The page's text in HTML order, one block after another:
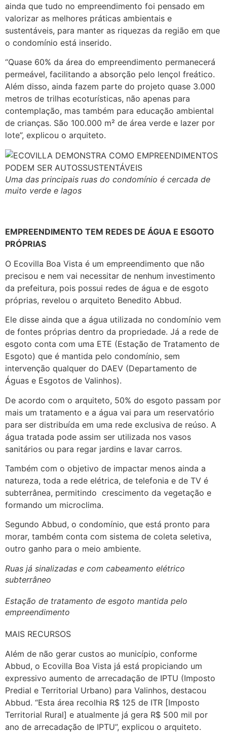
ainda que tudo no empreendimento foi pensado em
valorizar as melhores práticas ambientais e
sustentáveis, para manter as riquezas da região em que
o condomínio está inserido.
“Quase 60% da área do empreendimento permanecerá
permeável, facilitando a absorção pelo lençol freático.
Além disso, ainda fazem parte do projeto quase 3.000
metros de trilhas ecoturísticas, não apenas para
contemplação, mas também para educação ambiental
de crianças. São 100.000 m² de área verde e lazer por
lote”, explicou o arquiteto.
Uma das principais ruas do condomínio é cercada de
muito verde e lagos
EMPREENDIMENTO TEM REDES DE ÁGUA E ESGOTO
PRÓPRIAS
O Ecovilla Boa Vista é um empreendimento que não
precisou e nem vai necessitar de nenhum investimento
da prefeitura, pois possui redes de água e de esgoto
próprias, revelou o arquiteto Benedito Abbud.
Ele disse ainda que a água utilizada no condomínio vem
de fontes próprias dentro da propriedade. Já a rede de
esgoto conta com uma ETE (Estação de Tratamento de
Esgoto) que é mantida pelo condomínio, sem
intervenção qualquer do DAEV (Departamento de
Águas e Esgotos de Valinhos).
De acordo com o arquiteto, 50% do esgoto passam por
mais um tratamento e a água vai para um reservatório
para ser distribuída em uma rede exclusiva de reúso. A
água tratada pode assim ser utilizada nos vasos
sanitários ou para regar jardins e lavar carros.
Também com o objetivo de impactar menos ainda a
natureza, toda a rede elétrica, de telefonia e de TV é
subterrânea, permitindo crescimento da vegetação e
formando um microclima.
Segundo Abbud, o condomínio, que está pronto para
morar, também conta com sistema de coleta seletiva,
outro ganho para o meio ambiente.
Ruas já sinalizadas e com cabeamento elétrico
subterrâneo
Estação de tratamento de esgoto mantida pelo
empreendimento
MAIS RECURSOS
Além de não gerar custos ao município, conforme
Abbud, o Ecovilla Boa Vista já está propiciando um
expressivo aumento de arrecadação de IPTU (Imposto
Predial e Territorial Urbano) para Valinhos, destacou
Abbud. “Esta área recolhia R$ 125 de ITR [Imposto
Territorial Rural] e atualmente já gera R$ 500 mil por
ano de arrecadação de IPTU”, explicou o arquiteto.